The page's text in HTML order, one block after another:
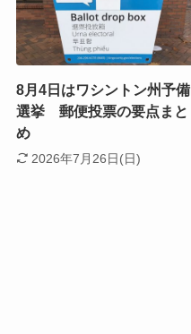
8月4日はワシントン州予備
選挙 郵便投票の要点まと
め
2026年7月26日(日)